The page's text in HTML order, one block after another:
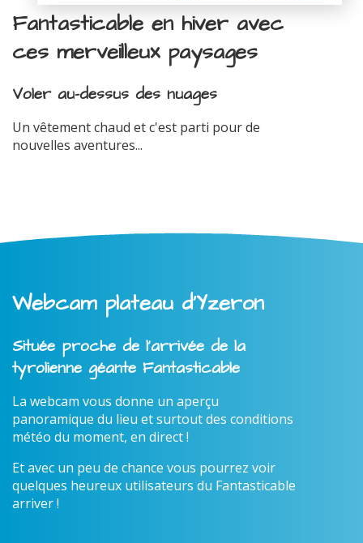
Fantasticable en hiver avec
ces merveilleux paysages
Voler au-dessus des nuages
Un vêtement chaud et c'est parti pour de
nouvelles aventures...
Webcam plateau d'Yzeron
Située proche de l'arrivée de la
tyrolienne géante Fantasticable
La webcam vous donne un aperçu
panoramique du lieu et surtout des conditions
météo du moment, en direct !
Et avec un peu de chance vous pourrez voir
quelques heureux utilisateurs du Fantasticable
arriver !